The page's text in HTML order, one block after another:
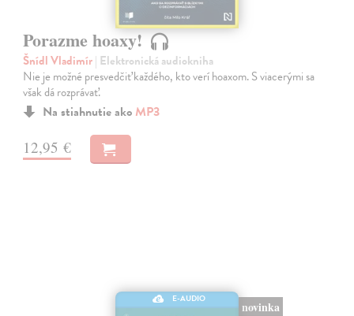
Porazme hoaxy!
Šnídl Vladimír| Elektronická audiokniha
Nie je možné presvedčiť každého, kto verí hoaxom. S viacerými sa
však dá rozprávať.
Na stiahnutie ako MP3
12,95 €
E-AUDIO
novinka